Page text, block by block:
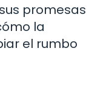
promesas
la
el rumbo